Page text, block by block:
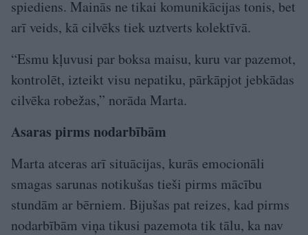
spiediens. Mainās ne tikai komunikācijas tonis, bet
arī veids, kā cilvēks tiek uztverts kolektīvā.
“Esmu kļuvusi par boksa maisu, kuru var pazemot,
kontrolēt, izteikt visu nepatiku, pārkāpjot jebkādas
cilvēka robežas,” norāda Marta.
Asaras pirms nodarbībām
Marta atceras arī situācijas, kurās emocionāli
smagas sarunas notikušas tieši pirms mācību
stundām ar bērniem. Bijušas pat reizes, kad pirms
nodarbībām viņa tikusi pazemota tik tālu, ka nav